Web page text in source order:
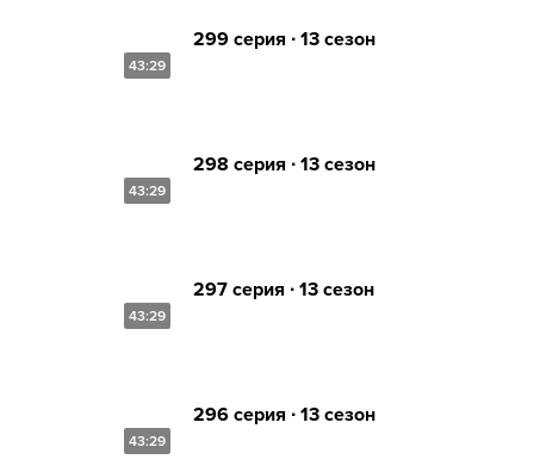
43:29
299 серия ∙ 13 сезон
43:29
298 серия ∙ 13 сезон
43:29
297 серия ∙ 13 сезон
43:29
296 серия ∙ 13 сезон